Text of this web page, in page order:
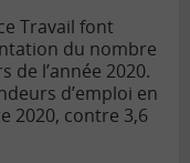
Travail font
du nombre
de l’année 2020.
d’emploi en
2020, contre 3,6